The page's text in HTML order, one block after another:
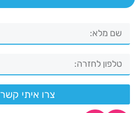
צרו איתי קשר